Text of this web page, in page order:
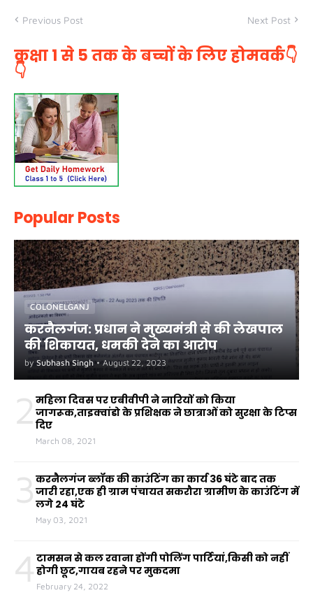
Previous Post Next Post
कक्षा 1 से 5 तक के बच्चों के लिए होमवर्क👇
👇
Popular Posts
COLONELGANJ
करनैलगंज: प्रधान ने मुख्यमंत्री से की लेखपाल
की शिकायत, धमकी देने का आरोप
by Subhash Singh • August 22, 2023
2 महिला दिवस पर एबीवीपी ने नारियों को किया
जागरूक,ताइक्वांडो के प्रशिक्षक ने छात्राओं को सुरक्षा के टिप्स
दिए
March 08, 2021
3 करनैलगंज ब्लॉक की काउंटिंग का कार्य 36 घंटे बाद तक
जारी रहा,एक ही ग्राम पंचायत सकरौरा ग्रामीण के काउंटिंग में
लगे 24 घंटे
May 03, 2021
4 टामसन से कल रवाना होंगी पोलिंग पार्टियां,किसी को नहीं
होगी छूट,गायब रहने पर मुकदमा
February 24, 2022